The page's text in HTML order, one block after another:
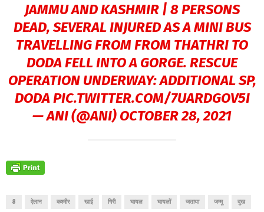
JAMMU AND KASHMIR | 8 PERSONS
DEAD, SEVERAL INJURED AS A MINI BUS
TRAVELLING FROM FROM THATHRI TO
DODA FELL INTO A GORGE. RESCUE
OPERATION UNDERWAY: ADDITIONAL SP,
DODAPIC.TWITTER.COM/7UARDGOV5I
— ANI (@ANI) OCTOBER 28, 2021
8 ऐलान कश्मीर खाई गिरी घायल घायलों जताया जम्मू दुख